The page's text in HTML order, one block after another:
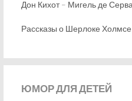
Дон Кихот – Мигель де
Рассказы о Шерлоке
ЮМОРДЛЯ ДЕТЕЙ